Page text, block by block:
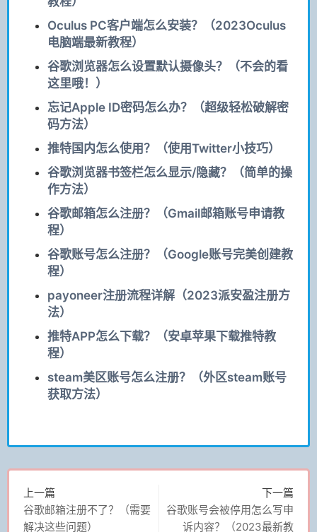
Oculus PC客户端怎么安装？（2023Oculus
电脑端最新教程）
谷歌浏览器怎么设置默认摄像头？（不会的看
这里哦！）
忘记Apple ID密码怎么办？（超级轻松破解密
码方法）
推特国内怎么使用？（使用Twitter小技巧）
谷歌浏览器书签栏怎么显示/隐藏？（简单的操
作方法）
谷歌邮箱怎么注册？（Gmail邮箱账号申请教
程）
谷歌账号怎么注册？（Google账号完美创建教
程）
payoneer注册流程详解（2023派安盈注册方
法）
推特APP怎么下载？（安卓苹果下载推特教
程）
steam美区账号怎么注册？（外区steam账号
获取方法）
上一篇
谷歌邮箱注册不了？（需要
解决这些问题）
下一篇
谷歌账号会被停用怎么写申
诉内容？（2023最新教